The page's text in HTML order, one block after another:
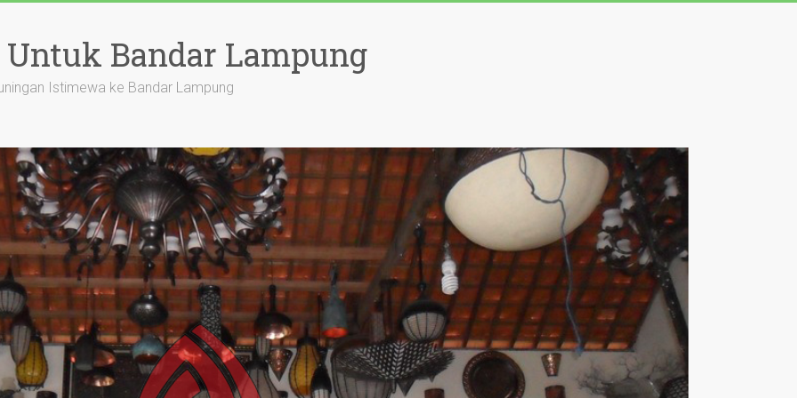
Bandar Lampung
Istimewa ke Bandar Lampung